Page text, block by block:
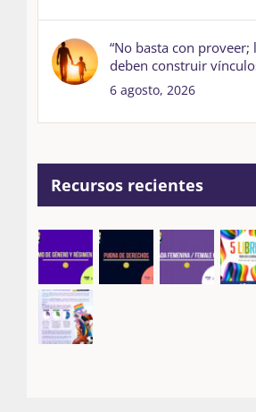
“No basta con proveer;
deben construir
6 agosto, 2026
Recursos recientes